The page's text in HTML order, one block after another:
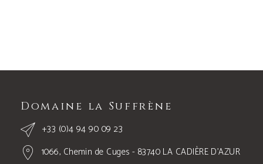
Domaine la Suffrène
+33 (0)4 94 90 09 23
1066, Chemin de Cuges - 83740 LA CADIÈRE D’AZUR